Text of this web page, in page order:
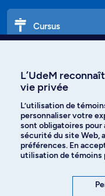
Cursus
Langues
Facebook
L’UdeM
vie privée
L’utilisation de
personnaliser votre
sont obligatoires pour
sécurité du site Web,
préférences. En
utilisation de témoins